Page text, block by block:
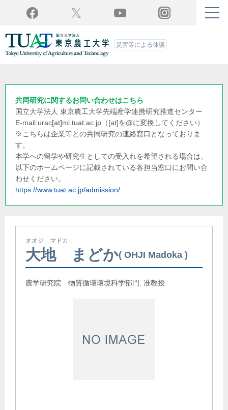
Facebook YouTube Instagram
災害等による休講
共同研究に関するお問い合わせはこちら
国立大学法人 東京農工大学先端産学連携研究推進センター
E-mail:urac[at]ml.tuat.ac.jp （[at]を@に変換してください）
※こちらは企業等との共同研究の連絡窓口となっておりま
す。
本学への留学や研究生としての受入れを希望される場合は、
以下のホームページに記載されている各担当窓口にお問い合
わせください。
https://www.tuat.ac.jp/admission/
大地 まどか
オオジ マドカ
OHJI Madoka
農学研究院 物質循環環境科学部門, 准教授